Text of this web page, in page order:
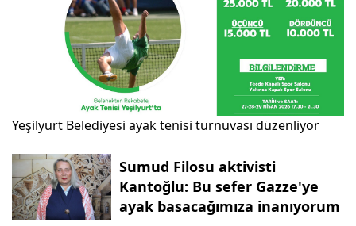
Yeşilyurt Belediyesi ayak tenisi turnuvası düzenliyor
Sumud Filosu aktivisti
Kantoğlu: Bu sefer Gazze'ye
ayak basacağımıza inanıyorum